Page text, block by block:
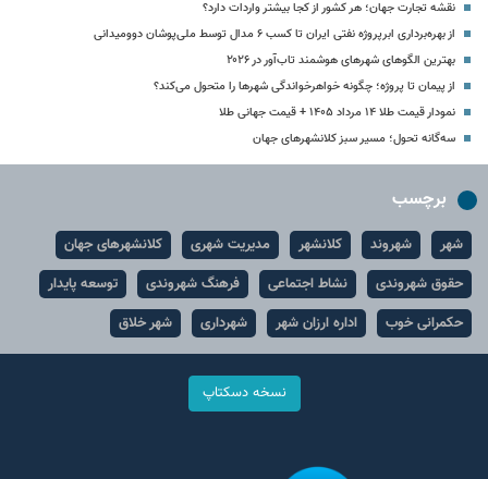
نقشه تجارت جهان؛ هر کشور از کجا بیشتر واردات دارد؟
از بهره‌برداری ابرپروژه نفتی ایران تا کسب ۶ مدال توسط ملی‌پوشان دوومیدانی
بهترین الگوهای شهرهای هوشمند تاب‌آور در ۲۰۲۶
از پیمان تا پروژه؛ چگونه خواهرخواندگی شهرها را متحول می‌کند؟
نمودار قیمت طلا ۱۴ مرداد ۱۴۰۵ + قیمت جهانی طلا
سه‌گانه تحول؛ مسیر سبز کلانشهرهای جهان
برچسب
شهر شهروند کلانشهر مدیریت شهری
کلانشهرهای جهان
حقوق شهروندی
نشاط اجتماعی فرهنگ شهروندی
توسعه پایدار
حکمرانی خوب
اداره ارزان شهر شهرداری شهر خلاق
نسخه دسکتاپ